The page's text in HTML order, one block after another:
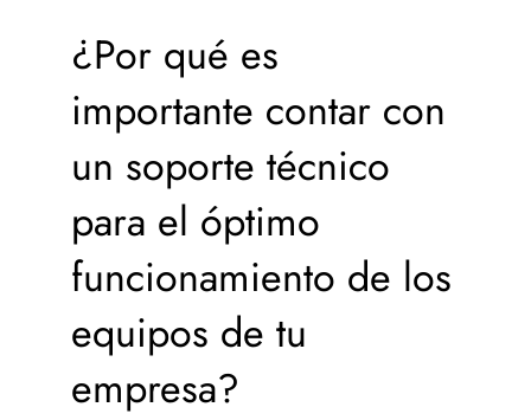
¿Por qué es
importante contar con
un soporte técnico
para el óptimo
funcionamiento de los
equipos de tu
empresa?